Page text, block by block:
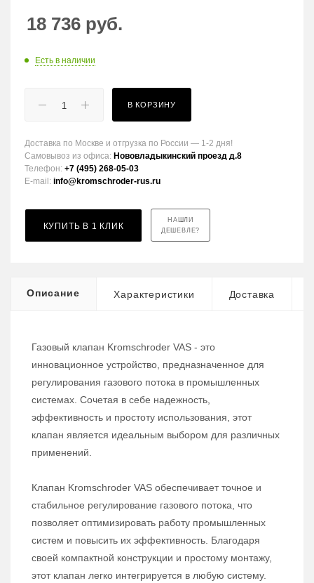
18 736 руб.
Есть в наличии
В КОРЗИНУ
Доставка по Москве и отгрузка по России — 1-2 дня!
Самовывоз из офиса: Нововладыкинский проезд д.8
Телефон: +7 (495) 268-05-03
E-mail: info@kromschroder-rus.ru
КУПИТЬ В 1 КЛИК
НАШЛИ
ДЕШЕВЛЕ?
Описание Характеристики Доставка
Газовый клапан Kromschroder VAS - это
инновационное устройство, предназначенное для
регулирования газового потока в промышленных
системах. Сочетая в себе надежность,
эффективность и простоту использования, этот
клапан является идеальным выбором для различных
применений.
Клапан Kromschroder VAS обеспечивает точное и
стабильное регулирование газового потока, что
позволяет оптимизировать работу промышленных
систем и повысить их эффективность. Благодаря
своей компактной конструкции и простому монтажу,
этот клапан легко интегрируется в любую систему.